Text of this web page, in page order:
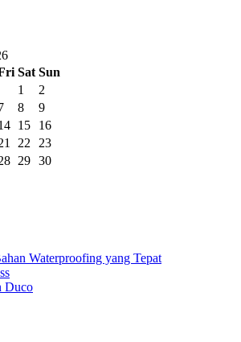
Sat Sun
1
2
8
9
15
16
22
23
29 30
Waterproofing yang Tepat
Duco